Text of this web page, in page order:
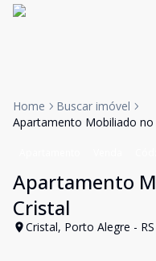
Home
Buscar imóvel
Apartamento Mobiliado no
Apartamento
Cristal
Cristal, Porto Alegre - RS